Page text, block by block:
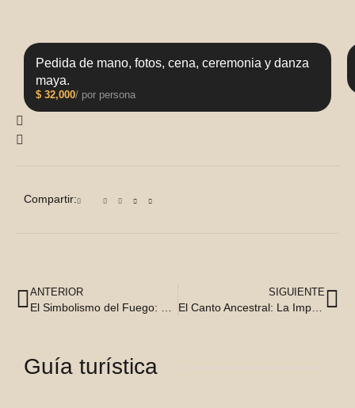
Pedida de mano, fotos, cena, ceremonia y danza
maya.
$ 32,000/ por persona
Compartir:
ANTERIOR
El Simbolismo del Fuego: Rituales y Creencias en la Cultura Maya
SIGUIENTE
El Canto Ancestral: La Importancia de la Música en la Vida Maya
Guía turística